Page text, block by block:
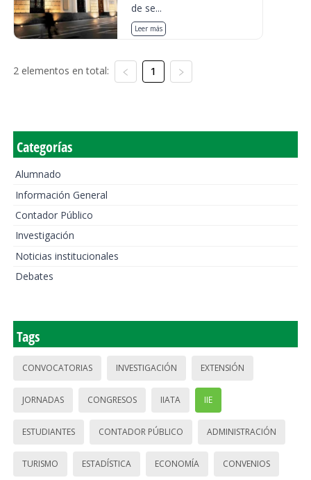
de se...
Leer más
2 elementos en total: 1
Categorías
Alumnado
Información General
Contador Público
Investigación
Noticias institucionales
Debates
Tags
CONVOCATORIAS INVESTIGACIÓN EXTENSIÓN
JORNADAS CONGRESOS IIATA IIE
ESTUDIANTES CONTADOR PÚBLICO ADMINISTRACIÓN
TURISMO ESTADÍSTICA ECONOMÍA CONVENIOS